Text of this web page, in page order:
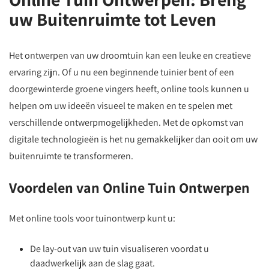
uw Buitenruimte tot Leven
Het ontwerpen van uw droomtuin kan een leuke en creatieve
ervaring zijn. Of u nu een beginnende tuinier bent of een
doorgewinterde groene vingers heeft, online tools kunnen u
helpen om uw ideeën visueel te maken en te spelen met
verschillende ontwerpmogelijkheden. Met de opkomst van
digitale technologieën is het nu gemakkelijker dan ooit om uw
buitenruimte te transformeren.
Voordelen van Online Tuin Ontwerpen
Met online tools voor tuinontwerp kunt u:
De lay-out van uw tuin visualiseren voordat u
daadwerkelijk aan de slag gaat.